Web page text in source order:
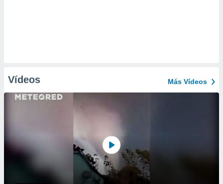
Vídeos Más Vídeos